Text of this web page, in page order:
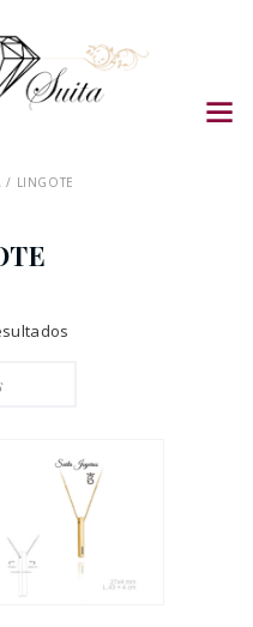
LINGOTE